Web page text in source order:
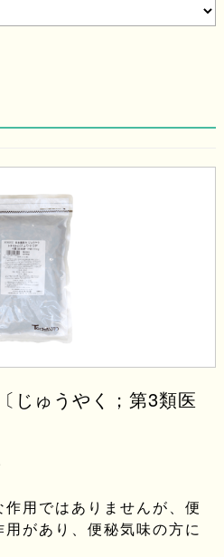
じゅうやく；第3類医
用ではありませんが、便
があり、便秘気味の方に